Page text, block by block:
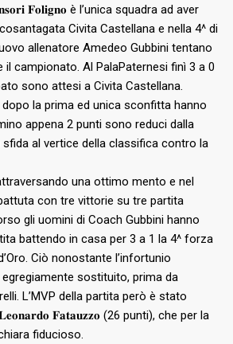
𝐅𝐨𝐥𝐢𝐠𝐧𝐨 è l’unica squadra ad aver
Civita Castellana e nella 4^ di
allenatore Amedeo Gubbini tentano
il campionato. Al PalaPaternesi finì 3 a 0
sono attesi a Civita Castellana.
la prima ed unica sconfitta hanno
appena 2 punti sono reduci dalla
al vertice della classifica contro la
una ottimo mento e nel
con tre vittorie su tre partita
gli uomini di Coach Gubbini hanno
battendo in casa per 3 a 1 la 4^ forza
Ciò nonostante l’infortunio
egregiamente sostituito, prima da
L’MVP della partita però è stato
𝐅𝐚𝐭𝐚𝐮𝐳𝐳𝐨 (26 punti), che per la
fiducioso.